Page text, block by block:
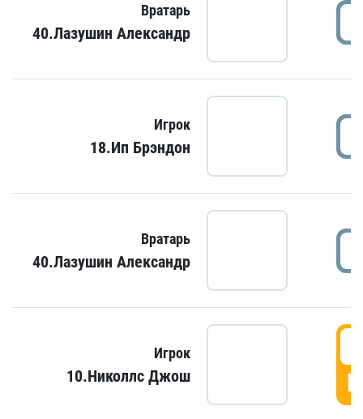
Вратарь
40.Лазушин Александр
Игрок
18.Ип Брэндон
Вратарь
40.Лазушин Александр
Игрок
10.Николлс Джош